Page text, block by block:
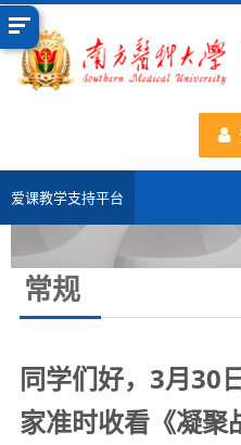
跳
到
爱课教学支持平台
分类课程
申请新课程
数据统计
一流课程
常规
同学们好，3月30
家准时收看《凝